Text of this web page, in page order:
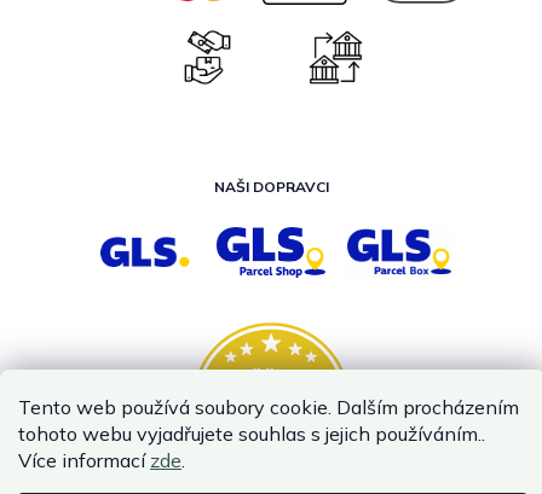
Tento web používá soubory cookie. Dalším procházením
tohoto webu vyjadřujete souhlas s jejich používáním..
Více informací zde.
NAŠI DOPRAVCI